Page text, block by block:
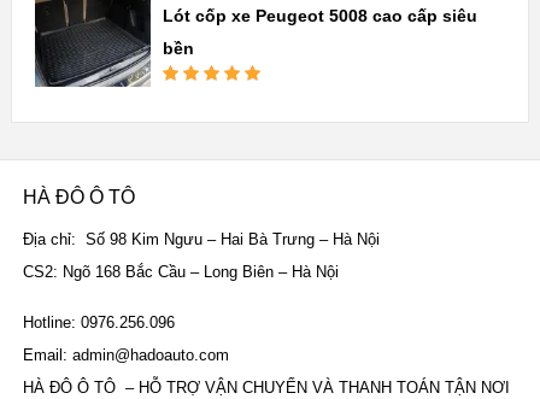
Lót cốp xe Peugeot 5008 cao cấp siêu
bền
HÀ ĐÔ Ô TÔ
Địa chỉ: Số 98 Kim Ngưu – Hai Bà Trưng – Hà Nội
CS2: Ngõ 168 Bắc Cầu – Long Biên – Hà Nội
Hotline: 0976.256.096
Email: admin@hadoauto.com
HÀ ĐÔ Ô TÔ – HỖ TRỢ VẬN CHUYỂN VÀ THANH TOÁN TẬN NƠI